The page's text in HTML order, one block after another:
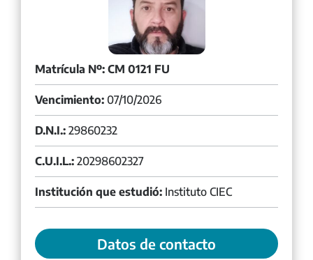
Matrícula Nº: CM 0121 FU
Vencimiento: 07/10/2026
D.N.I.: 29860232
C.U.I.L.: 20298602327
Institución que estudió: Instituto CIEC
Datos de contacto